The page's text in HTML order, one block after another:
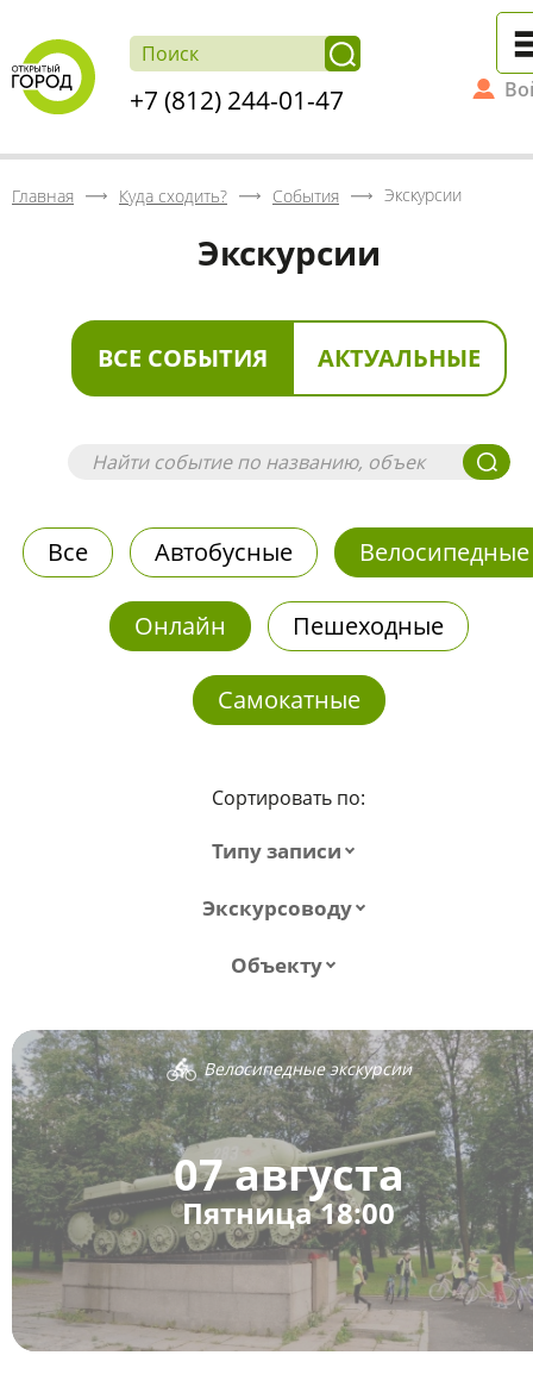
+7 (812) 244-01-47
Главная Куда сходить? События Экскурсии
Экскурсии
ВСЕ СОБЫТИЯ АКТУАЛЬНЫЕ
Все Автобусные Велосипедные
Онлайн Пешеходные
Самокатные
Сортировать по:
Типу записи
Экскурсоводу
Объекту
Велосипедные экскурсии
07 августа
Пятница 18:00